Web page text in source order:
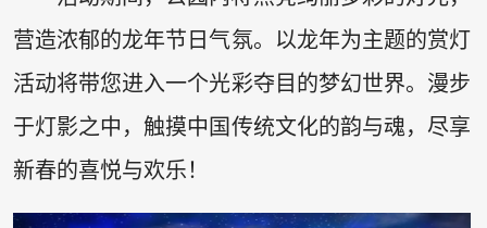
营造浓郁的龙年节日气氛。以龙年为主题的赏灯
活动将带您进入一个光彩夺目的梦幻世界。漫步
于灯影之中，触摸中国传统文化的韵与魂，尽享
新春的喜悦与欢乐！